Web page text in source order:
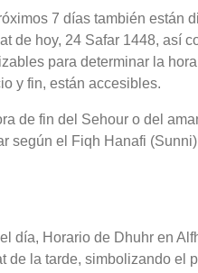
7 días también están
de hoy, 24 Safar 1448, así
para determinar la
y fin, están accesibles.
de fin del Sehour o del
según el Fiqh Hanafi
día, Horario de Dhuhr en
la tarde, simbolizando el